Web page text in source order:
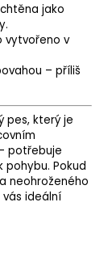
jako
vytvořeno v
– příliš
pes, který je
potřebuje
Pokud
neohroženého
ideální